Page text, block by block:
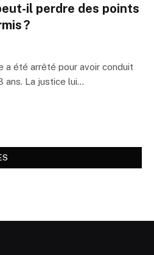
il perdre des points
?
a été arrêté pour avoir conduit
ans. La justice lui…